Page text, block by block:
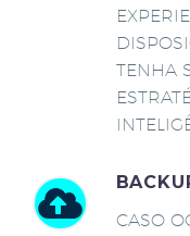
TENHA
CASO